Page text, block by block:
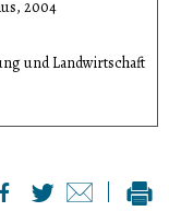
2004
und Landwirtschaft